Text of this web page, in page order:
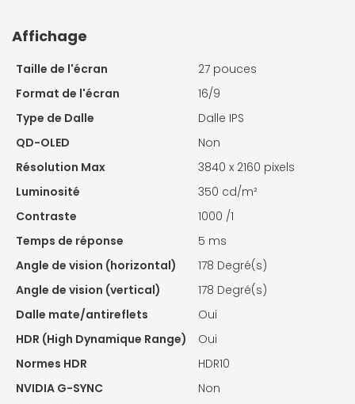
Affichage
Taille de l'écran
27 pouces
Format de l'écran
16/9
Type de Dalle
Dalle IPS
QD-OLED
Non
Résolution Max
3840 x 2160 pixels
Luminosité
350 cd/m²
Contraste
1000 /1
Temps de réponse
5 ms
Angle de vision (horizontal)
178 Degré(s)
Angle de vision (vertical)
178 Degré(s)
Dalle mate/antireflets
Oui
HDR (High Dynamique Range)
Oui
Normes HDR
HDR10
NVIDIA G-SYNC
Non